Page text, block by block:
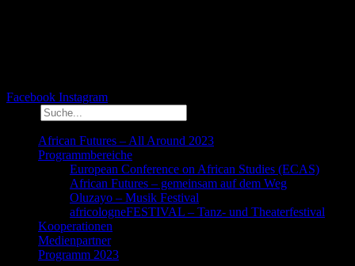
Facebook Instagram
African Futures – All Around 2023
Programmbereiche
European Conference on African Studies (ECAS)
African Futures – gemeinsam auf dem Weg
Oluzayo – Musik Festival
africologneFESTIVAL – Tanz- und Theaterfestival
Kooperationen
Medienpartner
Programm 2023